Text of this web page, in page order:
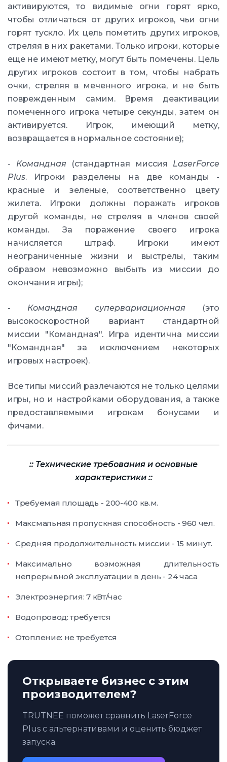
активируются, то видимые огни горят ярко,
чтобы отличаться от других игроков, чьи огни
горят тускло. Их цель пометить других игроков,
стреляя в них ракетами. Только игроки, которые
еще не имеют метку, могут быть помечены. Цель
других игроков состоит в том, чтобы набрать
очки, стреляя в меченного игрока, и не быть
поврежденным самим. Время деактивации
помеченного игрока четыре секунды, затем он
активируется. Игрок, имеющий метку,
возвращается в нормальное состояние);
- Командная (стандартная миссия LaserForce
Plus. Игроки разделены на две команды -
красные и зеленые, соответственно цвету
жилета. Игроки должны поражать игроков
другой команды, не стреляя в членов своей
команды. За поражение своего игрока
начисляется штраф. Игроки имеют
неограниченные жизни и выстрелы, таким
образом невозможно выбыть из миссии до
окончания игры);
- Командная супервариационная (это
высокоскоростной вариант стандартной
миссии "Командная". Игра идентична миссии
"Командная" за исключением некоторых
игровых настроек).
Все типы миссий разлечаются не только целями
игры, но и настройками оборудования, а также
предоставляемыми игрокам бонусами и
фичами.
:: Технические требования и основные
характеристики ::
Требуемая площадь - 200-400 кв.м.
Максмальная пропускная способность - 960 чел.
Средняя продолжительность миссии - 15 минут.
Максимально возможная длительность
непрерывной эксплуатации в день - 24 часа
Электроэнергия: 7 кВт/час
Водопровод: требуется
Отопление: не требуется
Открываете бизнес с этим
производителем?
TRUTNEE поможет сравнить LaserForce
Plus с альтернативами и оценить бюджет
запуска.